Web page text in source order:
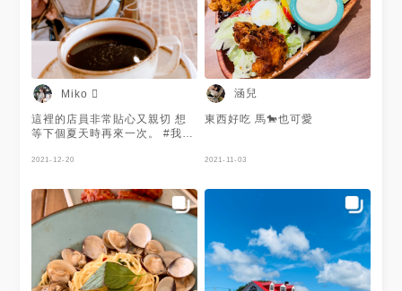
Miko 
這裡的店員非常貼心又親切 想
等下個夏天時再來一次。 #我怕
2021-12-20
涵兒
東西好吃 馬🐎也可愛
2021-11-03